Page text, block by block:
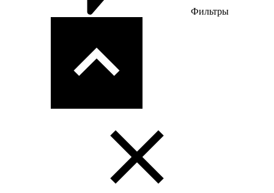
Фильтры